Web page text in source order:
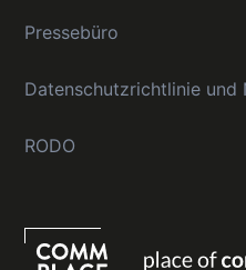
Pressebüro
Datenschutzrichtlinie und
RODO